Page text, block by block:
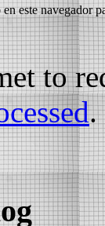
este navegador
to
.